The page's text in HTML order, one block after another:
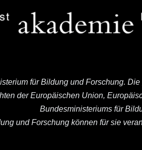
für Bildung und Forschung.
der Europäischen Union,
Bundesministeriums für
und Forschung können für sie